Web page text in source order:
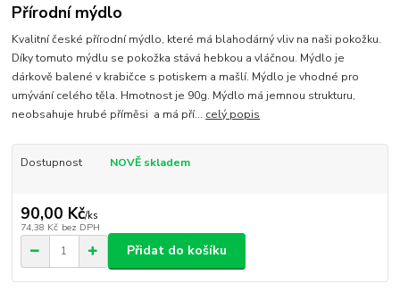
Přírodní mýdlo
Kvalitní české přírodní mýdlo, které má blahodárný vliv na naši pokožku.
Díky tomuto mýdlu se pokožka stává hebkou a vláčnou. Mýdlo je
dárkově balené v krabičce s potiskem a mašlí. Mýdlo je vhodné pro
umývání celého těla. Hmotnost je 90g. Mýdlo má jemnou strukturu,
neobsahuje hrubé příměsi a má pří... celý popis
Dostupnost NOVĚ skladem
90,00 Kč/ks
74,38 Kč bez DPH
Přidat do košíku